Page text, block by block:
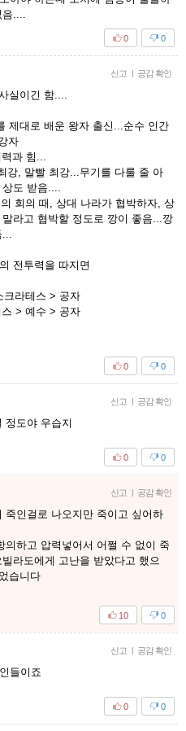
음....
0
0
신고 공감 확인
실이긴 함....
제대로 배운 왕자 출신...순수 인간
자
과 힘...
강, 말빨 최강...무기를 다룰 줄 아
도 받음....
회의 때, 상대 나라가 협박하자, 상
라고 협박할 정도로 깡이 좋음...깡
...
전투력을 따지면
크라테스 > 공자
> 예수 > 공자
0
0
신고 공감 확인
정도야 우습지
0
0
신고 공감 확인
죽인걸로 나오지만 죽이고 싶어하
의하고 압력넣어서 어쩔 수 없이 죽
라도에게 고난을 받았다고 했으
습니다
0
10
신고 공감 확인
들이죠
0
0